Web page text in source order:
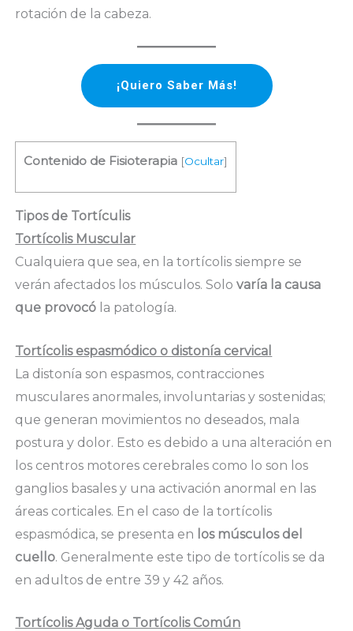
rotación de la cabeza.
¡Quiero Saber Más!
Contenido de Fisioterapia [Ocultar]
Tipos de Tortículis
Tortícolis Muscular
Cualquiera que sea, en la tortícolis siempre se
verán afectados los músculos. Solovaría la causa
que provocó la patología.
Tortícolis espasmódico o distonía cervical
La distonía son espasmos, contracciones
musculares anormales, involuntarias y sostenidas;
que generan movimientos no deseados, mala
postura y dolor. Esto es debido a una alteración en
los centros motores cerebrales como lo son los
ganglios basales y una activación anormal en las
áreas corticales. En el caso de la tortícolis
espasmódica, se presenta en los músculos del
cuello. Generalmente este tipo de tortícolis se da
en adultos de entre 39 y 42 años.
Tortícolis Aguda o Tortícolis Común